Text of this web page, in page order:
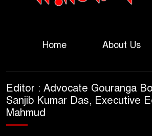
Home About Us
Editor : Advocate Gouranga
Sanjib Kumar Das, Executive
Mahmud